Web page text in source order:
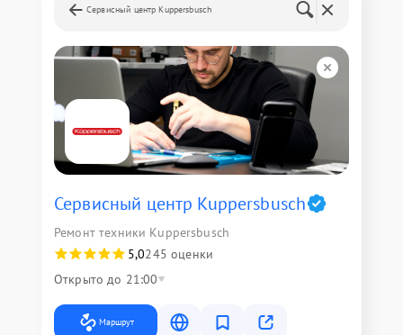
Сервисный центр Kuppersbusch
Сервисный центр Kuppersbusch
Ремонт техники Kuppersbusch
5,0245 оценки
Открыто до 21:00
Маршрут